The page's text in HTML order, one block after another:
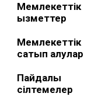
Мемлекеттік
қызметтер
Мемлекеттік
сатып алулар
Пайдалы
сілтемелер